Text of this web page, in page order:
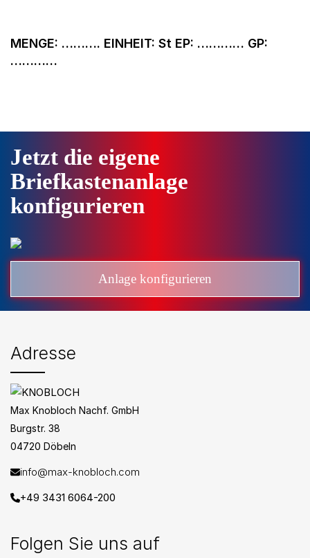
MENGE: ………. EINHEIT: St EP: ………… GP:
…………
Jetzt die eigene
Briefkastenanlage
konfigurieren
Anlage konfigurieren
Adresse
Max Knobloch Nachf. GmbH
Burgstr. 38
04720 Döbeln
info@max-knobloch.com
+49 3431 6064-200
Folgen Sie uns auf